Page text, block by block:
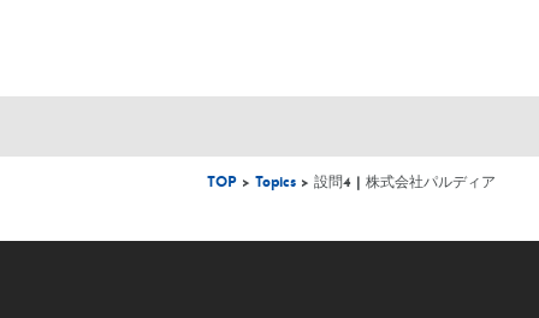
TOP > Topics > 設問4 | 株式会社パルディア